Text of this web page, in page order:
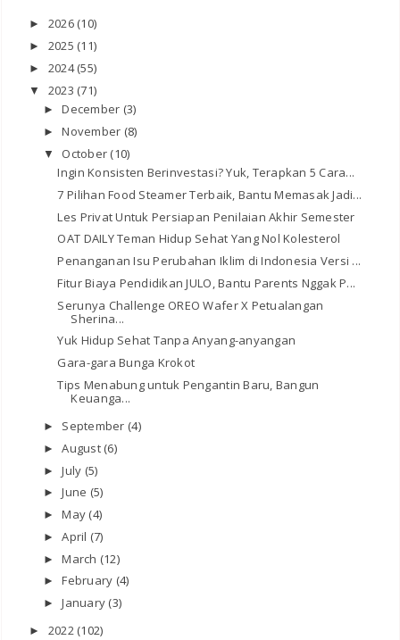
► 2026 (10)
► 2025 (11)
► 2024(55)
▼ 2023 (71)
►December (3)
►November (8)
▼ October (10)
Ingin Konsisten Berinvestasi? Yuk, Terapkan 5 Cara...
7 Pilihan Food Steamer Terbaik, Bantu Memasak Jadi...
Les Privat Untuk Persiapan Penilaian Akhir Semester
OAT DAILY Teman Hidup Sehat Yang Nol Kolesterol
Penanganan Isu Perubahan Iklim di Indonesia Versi ...
Fitur Biaya Pendidikan JULO, Bantu Parents Nggak P...
Serunya Challenge OREO Wafer X Petualangan
Sherina...
Yuk Hidup Sehat Tanpa Anyang-anyangan
Gara-gara Bunga Krokot
Tips Menabung untuk Pengantin Baru, Bangun
Keuanga...
► September (4)
►August (6)
►July (5)
►June (5)
►May (4)
►April (7)
►March (12)
►February (4)
►January (3)
► 2022 (102)